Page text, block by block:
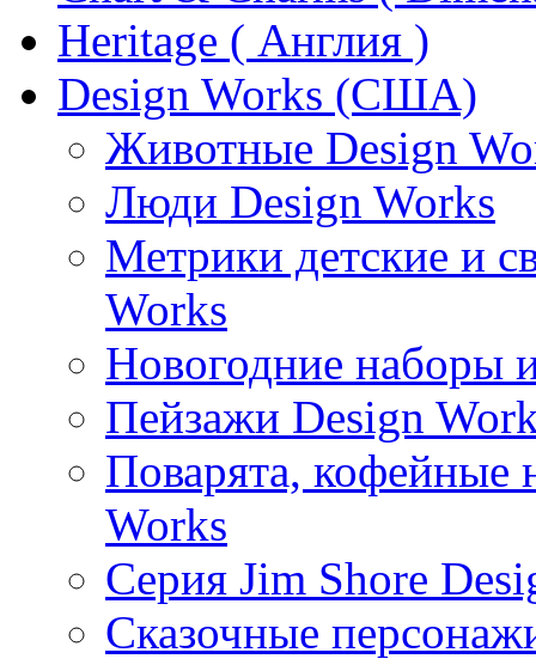
Heritage ( Англия )
Design Works (США)
Животные Design
Люди Design Works
Метрики детские и
Works
Новогодние наборы
Пейзажи Design
Поварята, кофейные
Works
Серия Jim Shore
Сказочные